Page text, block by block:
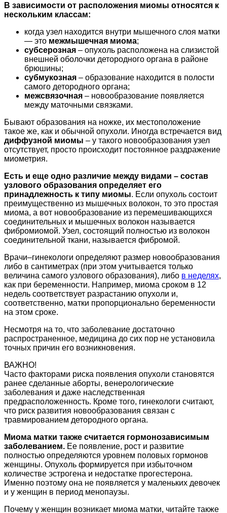
В зависимости от расположения миомы относятся к
нескольким классам:
когда узел находится внутри мышечного слоя матки
— это межмышечная миома;
субсерозная – опухоль расположена на слизистой
внешней оболочки детородного органа в районе
брюшины;
субмукозная – образование находится в полости
самого детородного органа;
межсвязочная – новообразование появляется
между маточными связками.
Бывают образования на ножке, их местоположение
такое же, как и обычной опухоли. Иногда встречается вид
диффузной миомы – у такого новообразования узел
отсутствует, просто происходит постоянное раздражение
миометрия.
Есть и еще одно различие между видами – состав
узлового образования определяет его
принадлежность к типу миомы. Если опухоль состоит
преимущественно из мышечных волокон, то это простая
миома, а вот новообразование из перемешивающихся
соединительных и мышечных волокон называется
фибромиомой. Узел, состоящий полностью из волокон
соединительной ткани, называется фибромой.
Врачи–гинекологи определяют размер новообразования
либо в сантиметрах (при этом учитывается только
величина самого узлового образования), либо в неделях,
как при беременности. Например, миома сроком в 12
недель соответствует разрастанию опухоли и,
соответственно, матки пропорционально беременности
на этом сроке.
Несмотря на то, что заболевание достаточно
распространенное, медицина до сих пор не установила
точных причин его возникновения.
ВАЖНО!
Часто факторами риска появления опухоли становятся
ранее сделанные аборты, венерологические
заболевания и даже наследственная
предрасположенность. Кроме того, гинекологи считают,
что риск развития новообразования связан с
травмированием детородного органа.
Миома матки также считается гормонозависимым
заболеванием. Ее появление, рост и развитие
полностью определяются уровнем половых гормонов
женщины. Опухоль формируется при избыточном
количестве эстрогена и недостатке прогестерона.
Именно поэтому она не появляется у маленьких девочек
и у женщин в период менопаузы.
Почему у женщин возникает миома матки, читайте также